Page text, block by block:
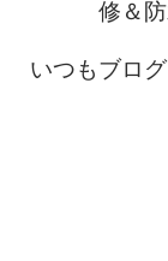
修＆
いつもブロ